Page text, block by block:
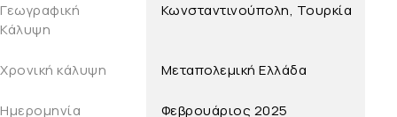
Γεωγραφική
Κάλυψη
Κωνσταντινούπολη, Τουρκία
Χρονική κάλυψη Μεταπολεμική Ελλάδα
Ημερομηνία
Φεβρουάριος 2025